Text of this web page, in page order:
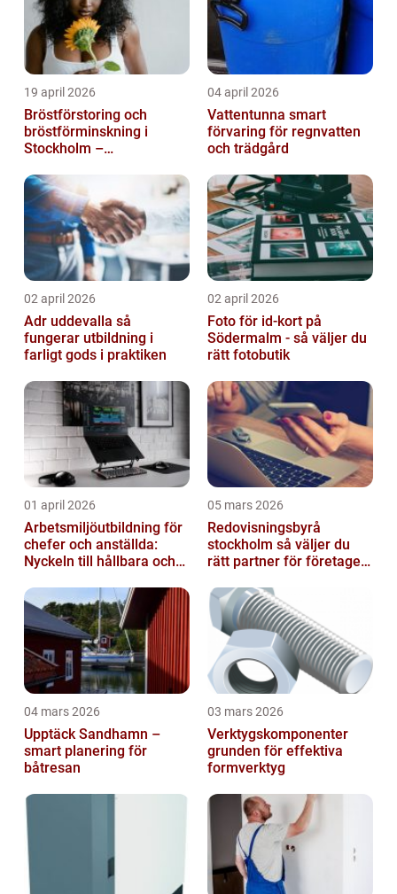
19 april 2026
Bröstförstoring och
bröstförminskning i
Stockholm –
04 april 2026
Vattentunna smart
förvaring för regnvatten
och trädgård
02 april 2026
Adr uddevalla så
fungerar utbildning i
farligt gods i praktiken
02 april 2026
Foto för id-kort på
Södermalm - så väljer du
rätt fotobutik
01 april 2026
Arbetsmiljöutbildning för
chefer och anställda:
Nyckeln till hållbara och
05 mars 2026
Redovisningsbyrå
stockholm så väljer du
rätt partner för företagets
04 mars 2026
Upptäck Sandhamn –
smart planering för
båtresan
03 mars 2026
Verktygskomponenter
grunden för effektiva
formverktyg